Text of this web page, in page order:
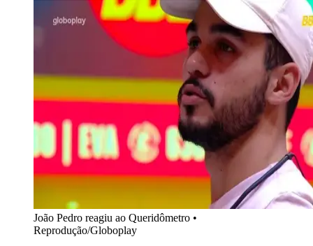
João Pedro reagiu ao Queridômetro •
Reprodução/Globoplay